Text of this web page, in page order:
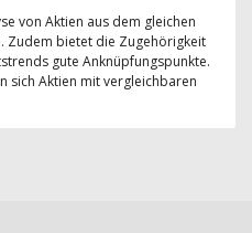
von Aktien aus dem gleichen
Zudem bietet die Zugehörigkeit
gute Anknüpfungspunkte.
sich Aktien mit vergleichbaren